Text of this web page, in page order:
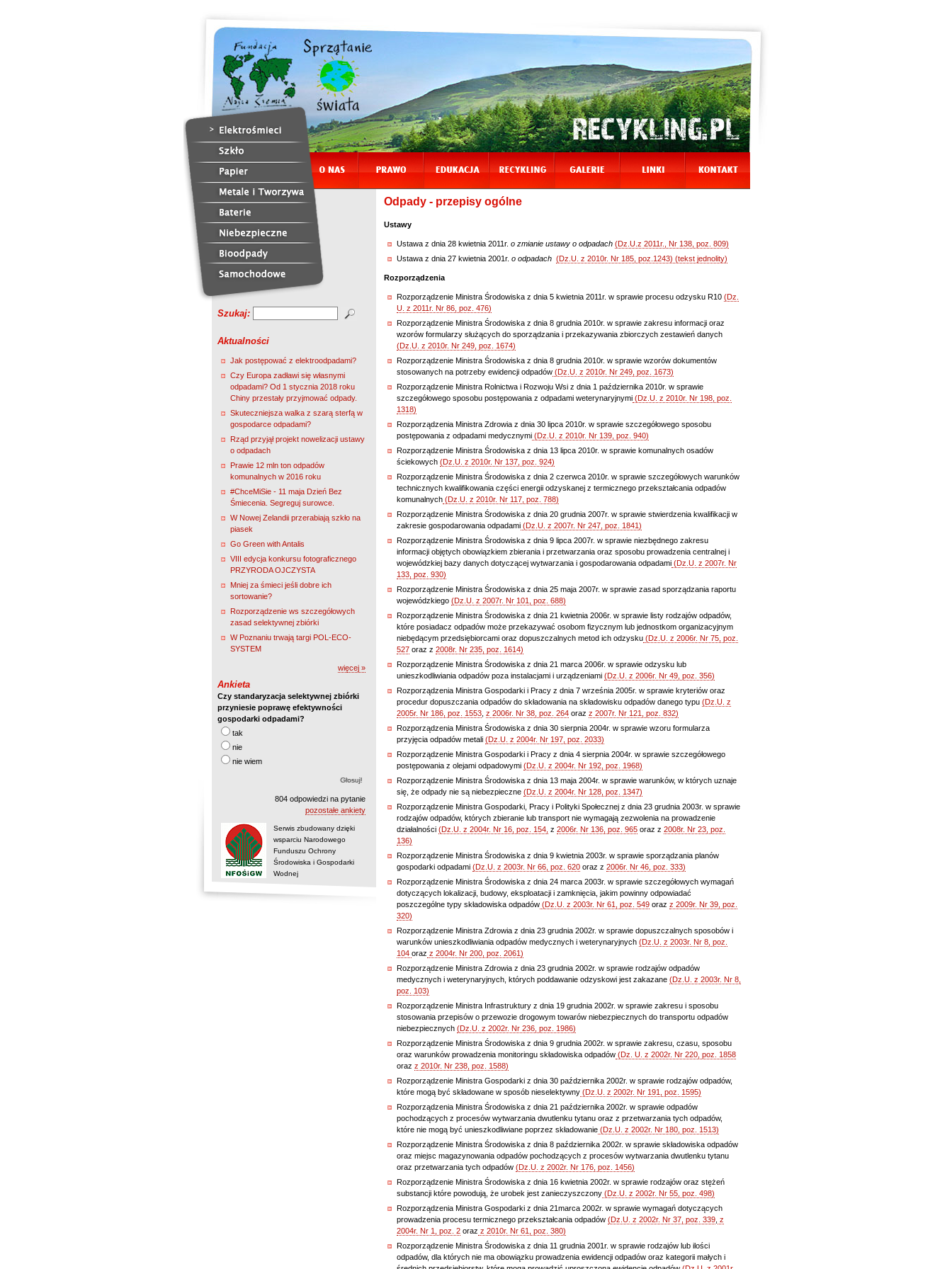
Szukaj:
Aktualności
Jak postępować z elektroodpadami?
Czy Europa zadławi się własnymi
odpadami? Od 1 stycznia 2018 roku
Chiny przestały przyjmować odpady.
Skuteczniejsza walka z szarą sterfą w
gospodarce odpadami?
Rząd przyjął projekt nowelizacji ustawy
o odpadach
Prawie 12 mln ton odpadów
komunalnych w 2016 roku
#ChceMiSie - 11 maja Dzień Bez
Śmiecenia. Segreguj surowce.
W Nowej Zelandii przerabiają szkło na
piasek
Go Green with Antalis
VIII edycja konkursu fotograficznego
PRZYRODA OJCZYSTA
Mniej za śmieci jeśli dobre ich
sortowanie?
Rozporządzenie ws szczegółowych
zasad selektywnej zbiórki
W Poznaniu trwają targi POL-ECO-
SYSTEM
więcej »
Ankieta
Czy standaryzacja selektywnej zbiórki
przyniesie poprawę efektywności
gospodarki odpadami?
tak
nie
nie wiem
804 odpowiedzi na pytanie
pozostałe ankiety
Serwis zbudowany dzięki
wsparciu Narodowego
Funduszu Ochrony
Środowiska i Gospodarki
Wodnej
Odpady - przepisy ogólne
Ustawy
Ustawa z dnia 28 kwietnia 2011r. o zmianie ustawy o odpadach (Dz.U.z 2011r., Nr 138, poz. 809)
Ustawa z dnia 27 kwietnia 2001r. o odpadach (Dz.U. z 2010r. Nr 185, poz.1243) (tekst jednolity)
Rozporządzenia
Rozporządzenie Ministra Środowiska z dnia 5 kwietnia 2011r. w sprawie procesu odzysku R10 (Dz.
U. z 2011r. Nr 86, poz. 476)
Rozporządzenie Ministra Środowiska z dnia 8 grudnia 2010r. w sprawie zakresu informacji oraz
wzorów formularzy służących do sporządzania i przekazywania zbiorczych zestawień danych
(Dz.U. z 2010r. Nr 249, poz. 1674)
Rozporządzenie Ministra Środowiska z dnia 8 grudnia 2010r. w sprawie wzorów dokumentów
stosowanych na potrzeby ewidencji odpadów (Dz.U. z 2010r. Nr 249, poz. 1673)
Rozporządzenie Ministra Rolnictwa i Rozwoju Wsi z dnia 1 października 2010r. w sprawie
szczegółowego sposobu postępowania z odpadami weterynaryjnymi (Dz.U. z 2010r. Nr 198, poz.
1318)
Rozporządzenia Ministra Zdrowia z dnia 30 lipca 2010r. w sprawie szczegółowego sposobu
postępowania z odpadami medycznymi (Dz.U. z 2010r. Nr 139, poz. 940)
Rozporządzenie Ministra Środowiska z dnia 13 lipca 2010r. w sprawie komunalnych osadów
ściekowych (Dz.U. z 2010r. Nr 137, poz. 924)
Rozporządzenie Ministra Środowiska z dnia 2 czerwca 2010r. w sprawie szczegółowych warunków
technicznych kwalifikowania części energii odzyskanej z termicznego przekształcania odpadów
komunalnych (Dz.U. z 2010r. Nr 117, poz. 788)
Rozporządzenie Ministra Środowiska z dnia 20 grudnia 2007r. w sprawie stwierdzenia kwalifikacji w
zakresie gospodarowania odpadami (Dz.U. z 2007r. Nr 247, poz. 1841)
Rozporządzenie Ministra Środowiska z dnia 9 lipca 2007r. w sprawie niezbędnego zakresu
informacji objętych obowiązkiem zbierania i przetwarzania oraz sposobu prowadzenia centralnej i
wojewódzkiej bazy danych dotyczącej wytwarzania i gospodarowania odpadami (Dz.U. z 2007r. Nr
133, poz. 930)
Rozporządzenie Ministra Środowiska z dnia 25 maja 2007r. w sprawie zasad sporządzania raportu
wojewódzkiego (Dz.U. z 2007r. Nr 101, poz. 688)
Rozporządzenie Ministra Środowiska z dnia 21 kwietnia 2006r. w sprawie listy rodzajów odpadów,
które posiadacz odpadów może przekazywać osobom fizycznym lub jednostkom organizacyjnym
niebędącym przedsiębiorcami oraz dopuszczalnych metod ich odzysku (Dz.U. z 2006r. Nr 75, poz.
527 oraz z 2008r. Nr 235, poz. 1614)
Rozporządzenie Ministra Środowiska z dnia 21 marca 2006r. w sprawie odzysku lub
unieszkodliwiania odpadów poza instalacjami i urządzeniami (Dz.U. z 2006r. Nr 49, poz. 356)
Rozporządzenia Ministra Gospodarki i Pracy z dnia 7 września 2005r. w sprawie kryteriów oraz
procedur dopuszczania odpadów do składowania na składowisku odpadów danego typu (Dz.U. z
2005r. Nr 186, poz. 1553 z 2006r. Nr 38, poz. 264 oraz z 2007r. Nr 121, poz. 832)
Rozporządzenia Ministra Środowiska z dnia 30 sierpnia 2004r. w sprawie wzoru formularza
przyjęcia odpadów metali (Dz.U. z 2004r. Nr 197, poz. 2033)
Rozporządzenie Ministra Gospodarki i Pracy z dnia 4 sierpnia 2004r. w sprawie szczegółowego
postępowania z olejami odpadowymi (Dz.U. z 2004r. Nr 192, poz. 1968)
Rozporządzenie Ministra Środowiska z dnia 13 maja 2004r. w sprawie warunków, w których uznaje
się, że odpady nie są niebezpieczne (Dz.U. z 2004r. Nr 128, poz. 1347)
Rozporządzenie Ministra Gospodarki, Pracy i Polityki Społecznej z dnia 23 grudnia 2003r. w sprawie
rodzajów odpadów, których zbieranie lub transport nie wymagają zezwolenia na prowadzenie
działalności (Dz.U. z 2004r. Nr 16, poz. 154, z 2006r. Nr 136, poz. 965 oraz z 2008r. Nr 23, poz.
136)
Rozporządzenie Ministra Środowiska z dnia 9 kwietnia 2003r. w sprawie sporządzania planów
gospodarki odpadami (Dz.U. z 2003r. Nr 66, poz. 620 oraz z 2006r. Nr 46, poz. 333)
Rozporządzenie Ministra Środowiska z dnia 24 marca 2003r. w sprawie szczegółowych wymagań
dotyczących lokalizacji, budowy, eksploatacji i zamknięcia, jakim powinny odpowiadać
poszczególne typy składowiska odpadów (Dz.U. z 2003r. Nr 61, poz. 549 oraz z 2009r. Nr 39, poz.
320)
Rozporządzenie Ministra Zdrowia z dnia 23 grudnia 2002r. w sprawie dopuszczalnych sposobów i
warunków unieszkodliwiania odpadów medycznych i weterynaryjnych (Dz.U. z 2003r. Nr 8, poz.
104 oraz z 2004r. Nr 200, poz. 2061)
Rozporządzenie Ministra Zdrowia z dnia 23 grudnia 2002r. w sprawie rodzajów odpadów
medycznych i weterynaryjnych, których poddawanie odzyskowi jest zakazane (Dz.U. z 2003r. Nr 8,
poz. 103)
Rozporządzenie Ministra Infrastruktury z dnia 19 grudnia 2002r. w sprawie zakresu i sposobu
stosowania przepisów o przewozie drogowym towarów niebezpiecznych do transportu odpadów
niebezpiecznych (Dz.U. z 2002r. Nr 236, poz. 1986)
Rozporządzenie Ministra Środowiska z dnia 9 grudnia 2002r. w sprawie zakresu, czasu, sposobu
oraz warunków prowadzenia monitoringu składowiska odpadów (Dz. U. z 2002r. Nr 220, poz. 1858
oraz z 2010r. Nr 238, poz. 1588)
Rozporządzenie Ministra Gospodarki z dnia 30 października 2002r. w sprawie rodzajów odpadów,
które mogą być składowane w sposób nieselektywny (Dz.U. z 2002r. Nr 191, poz. 1595)
Rozporządzenia Ministra Środowiska z dnia 21 października 2002r. w sprawie odpadów
pochodzących z procesów wytwarzania dwutlenku tytanu oraz z przetwarzania tych odpadów,
które nie mogą być unieszkodliwiane poprzez składowanie (Dz.U. z 2002r. Nr 180, poz. 1513)
Rozporządzenie Ministra Środowiska z dnia 8 października 2002r. w sprawie składowiska odpadów
oraz miejsc magazynowania odpadów pochodzących z procesów wytwarzania dwutlenku tytanu
oraz przetwarzania tych odpadów (Dz.U. z 2002r. Nr 176, poz. 1456)
Rozporządzenie Ministra Środowiska z dnia 16 kwietnia 2002r. w sprawie rodzajów oraz stężeń
substancji które powodują, że urobek jest zanieczyszczony (Dz.U. z 2002r. Nr 55, poz. 498)
Rozporządzenia Ministra Gospodarki z dnia 21marca 2002r. w sprawie wymagań dotyczących
prowadzenia procesu termicznego przekształcania odpadów (Dz.U. z 2002r. Nr 37, poz. 339 z
2004r. Nr 1, poz. 2 oraz z 2010r. Nr 61, poz. 380)
Rozporządzenie Ministra Środowiska z dnia 11 grudnia 2001r. w sprawie rodzajów lub ilości
odpadów, dla których nie ma obowiązku prowadzenia ewidencji odpadów oraz kategorii małych i